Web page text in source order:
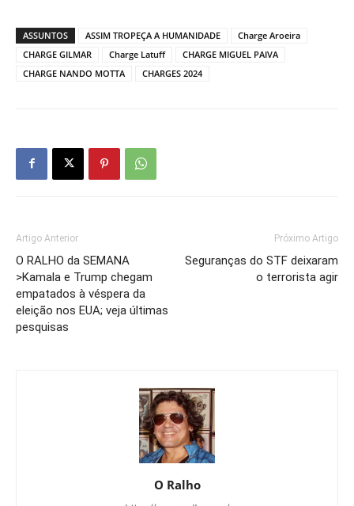
ASSUNTOS ASSIM TROPEÇA A HUMANIDADE
Charge Aroeira
CHARGE GILMAR
Charge Latuff
CHARGE MIGUEL PAIVA
CHARGE NANDO MOTTA
CHARGES 2024
Artigo Anterior
O RALHO da SEMANA
>Kamala e Trump chegam
empatados à véspera da
eleição nos EUA; veja últimas
pesquisas
Próximo Artigo
Seguranças do STF deixaram
o terrorista agir
O Ralho